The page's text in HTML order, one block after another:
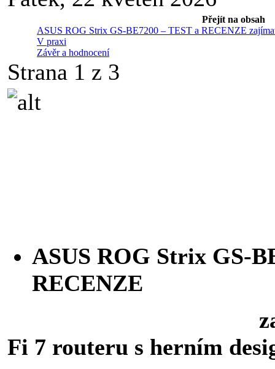
Přejít na obsah
ASUS ROG Strix GS-BE7200 – TEST a RECENZE
V praxi
Závěr a hodnocení
Strana 1 z 3
ASUS ROG Strix GS-
RECENZE
Fi 7 routeru s herním